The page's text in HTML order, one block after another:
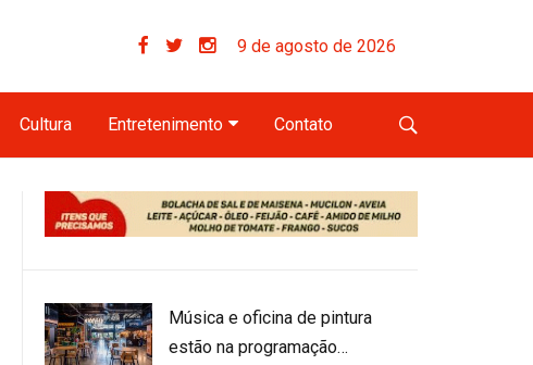
9 de agosto de 2026
Cultura Entretenimento Contato
Música e oficina de pintura
estão na programação…